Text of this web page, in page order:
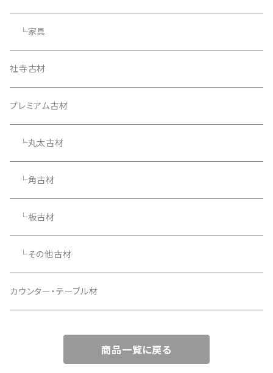
└家具
社寺古材
プレミアム古材
└丸太古材
└角古材
└板古材
└その他古材
カウンター・テーブル材
商品一覧に戻る